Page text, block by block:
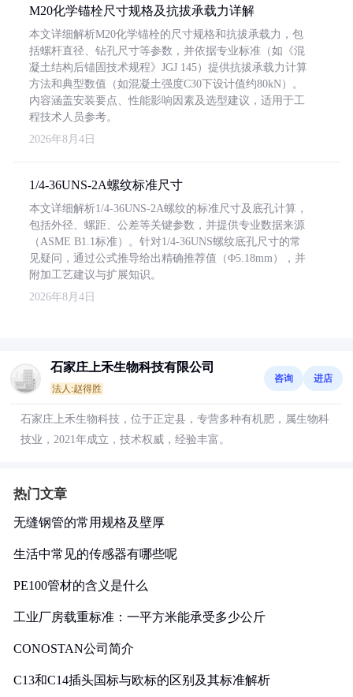
M20化学锚栓尺寸规格及抗拔承载力详解
本文详细解析M20化学锚栓的尺寸规格和抗拔承载力，包
括螺杆直径、钻孔尺寸等参数，并依据专业标准（如《混
凝土结构后锚固技术规程》JGJ 145）提供抗拔承载力计算
方法和典型数值（如混凝土强度C30下设计值约80kN）。
内容涵盖安装要点、性能影响因素及选型建议，适用于工
程技术人员参考。
2026年8月4日
1/4-36UNS-2A螺纹标准尺寸
本文详细解析1/4-36UNS-2A螺纹的标准尺寸及底孔计算，
包括外径、螺距、公差等关键参数，并提供专业数据来源
（ASME B1.1标准）。针对1/4-36UNS螺纹底孔尺寸的常
见疑问，通过公式推导给出精确推荐值（Φ5.18mm），并
附加工艺建议与扩展知识。
2026年8月4日
石家庄上禾生物科技有限公司
法人:赵得胜
咨询 进店
石家庄上禾生物科技，位于正定县，专营多种有机肥，属生物科
技业，2021年成立，技术权威，经验丰富。
热门文章
无缝钢管的常用规格及壁厚
生活中常见的传感器有哪些呢
PE100管材的含义是什么
工业厂房载重标准：一平方米能承受多少公斤
CONOSTAN公司简介
C13和C14插头国标与欧标的区别及其标准解析